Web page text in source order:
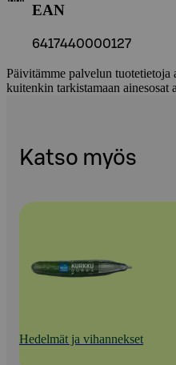
EAN
6417440000127
Päivitämme palvelun tuotetietoja
kuitenkin tarkistamaan ainesosat
Katso myös
Hedelmät ja vihannekset